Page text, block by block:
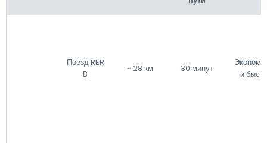
Поезд RER
B
~ 28 км 30 минут
и